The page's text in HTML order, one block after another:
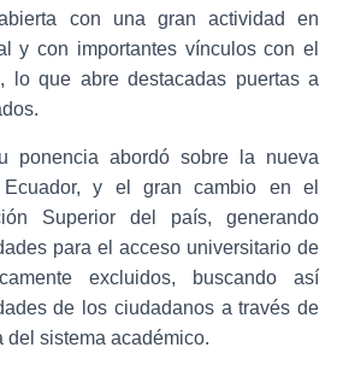
con una gran actividad en
y con importantes vínculos con el
lo que abre destacadas puertas a
ponencia abordó sobre la nueva
y el gran cambio en el
Superior del país, generando
para el acceso universitario de
excluidos, buscando así
de los ciudadanos a través de
del sistema académico.